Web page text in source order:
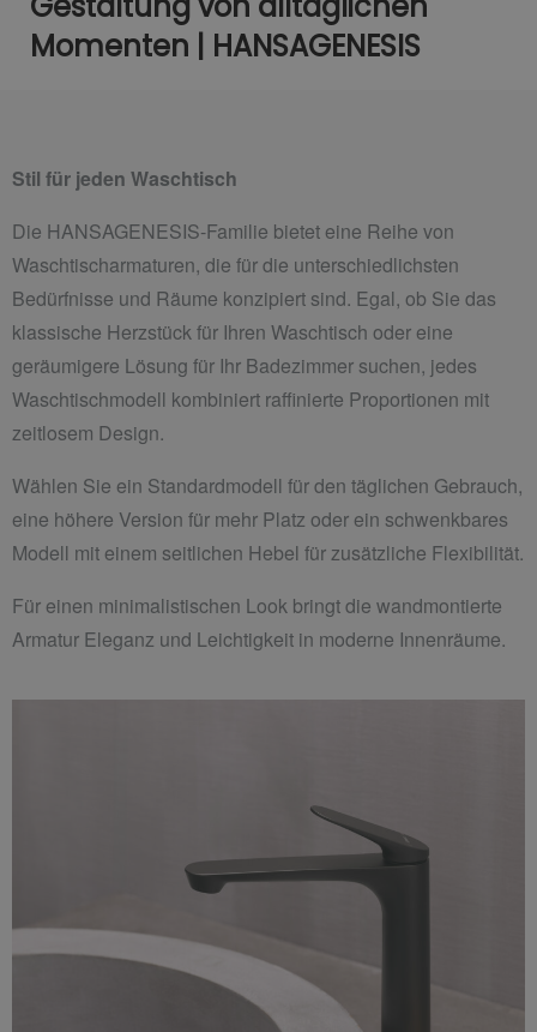
Momenten | HANSAGENESIS
Stil für jeden Waschtisch
Die HANSAGENESIS-Familie bietet eine Reihe von
Waschtischarmaturen, die für die unterschiedlichsten
Bedürfnisse und Räume konzipiert sind. Egal, ob Sie das
klassische Herzstück für Ihren Waschtisch oder eine
geräumigere Lösung für Ihr Badezimmer suchen, jedes
Waschtischmodell kombiniert raffinierte Proportionen mit
zeitlosem Design.
Wählen Sie ein Standardmodell für den täglichen Gebrauch,
eine höhere Version für mehr Platz oder ein schwenkbares
Modell mit einem seitlichen Hebel für zusätzliche Flexibilität.
Für einen minimalistischen Look bringt die wandmontierte
Armatur Eleganz und Leichtigkeit in moderne Innenräume.